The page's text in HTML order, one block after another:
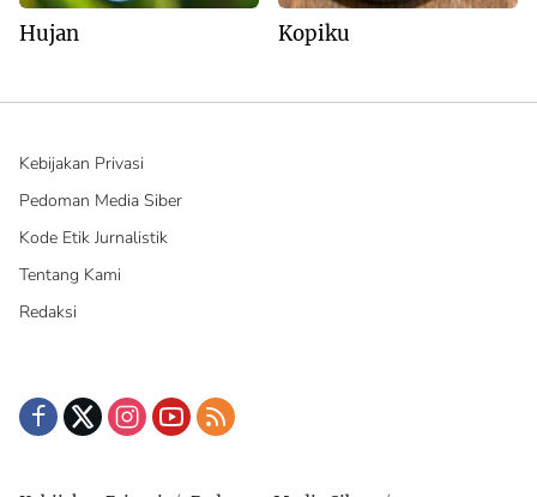
Hujan Kopiku
Kebijakan Privasi
Pedoman Media Siber
Kode Etik Jurnalistik
Tentang Kami
Redaksi